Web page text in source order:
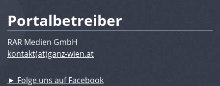
Portalbetreiber
RAR Medien GmbH
kontakt(at)ganz-wien.at
► Folge uns auf Facebook